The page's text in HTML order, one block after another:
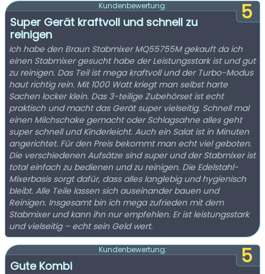
5
Kundenbewertung:
Super Gerät kraftvoll und schnell zu
reinigen
Ich habe den Braun Stabmixer MQ55755M gekauft da ich
einen Stabmixer gesucht habe der Leistungsstark ist und gut
zu reinigen. Das Teil ist mega kraftvoll und der Turbo-Modus
haut richtig rein. Mit 1000 Watt kriegt man selbst harte
Sachen locker klein. Das 3-teilige Zubehörset ist echt
praktisch und macht das Gerät super vielseitig. Schnell mal
einen Milchschake gemacht oder Schlagsahne alles geht
super schnell und Kinderleicht. Auch ein Salat ist in Minuten
angerichtet. Für den Preis bekommt man echt viel geboten.
Die verschiedenen Aufsätze sind super und der Stabmixer ist
total einfach zu bedienen und zu reinigen. Die Edelstahl-
Mixerbasis sorgt dafür, dass alles langlebig und hygienisch
bleibt. Alle Teile lassen sich auseinander bauen und
Reinigen. Insgesamt bin ich mega zufrieden mit dem
Stabmixer und kann ihn nur empfehlen. Er ist leistungsstark
und vielseitig – echt sein Geld wert.
5
Kundenbewertung:
Gute Kombi